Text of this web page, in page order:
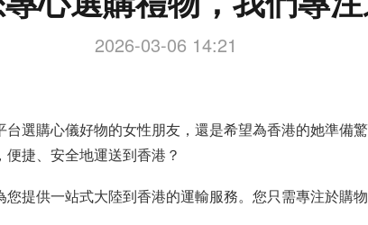
2026-03-06 14:21
選購心儀好物的女性朋友，還是希望為香港的她準備
捷、安全地運送到香港？
您提供一站式大陸到香港的運輸服務。您只需專注於購